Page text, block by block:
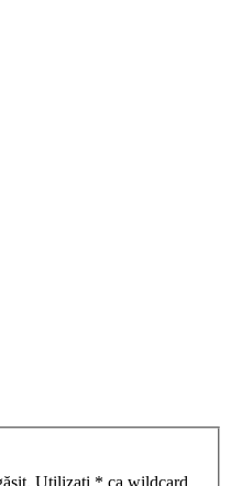
Utilizaţi * ca wildcard